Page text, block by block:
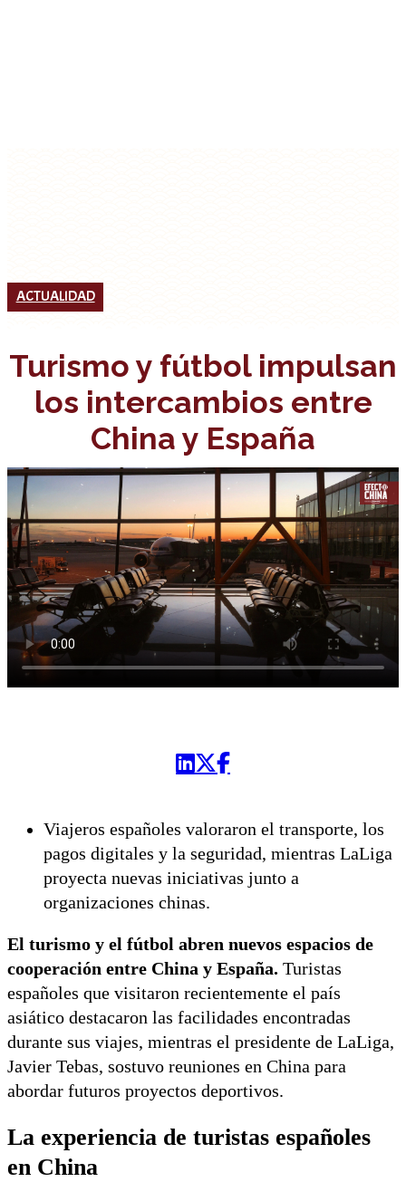
ACTUALIDAD
Turismo y fútbol impulsan
los intercambios entre
China y España
Viajeros españoles valoraron el transporte, los
pagos digitales y la seguridad, mientras LaLiga
proyecta nuevas iniciativas junto a
organizaciones chinas.
El turismo y el fútbol abren nuevos espacios de
cooperación entre China y España. Turistas
españoles que visitaron recientemente el país
asiático destacaron las facilidades encontradas
durante sus viajes, mientras el presidente de LaLiga,
Javier Tebas, sostuvo reuniones en China para
abordar futuros proyectos deportivos.
La experiencia de turistas españoles
en China